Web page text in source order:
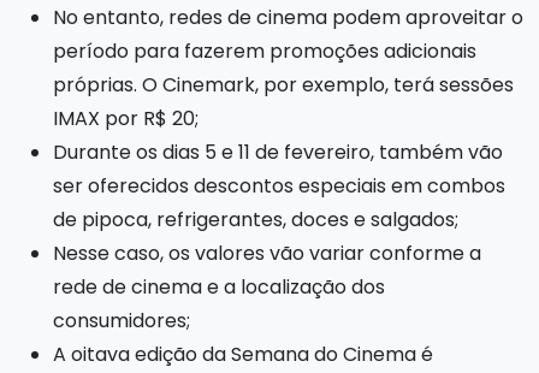
No entanto, redes de cinema podem aproveitar o
período para fazerem promoções adicionais
próprias. O Cinemark, por exemplo, terá sessões
IMAX por R$ 20;
Durante os dias 5 e 11 de fevereiro, também vão
ser oferecidos descontos especiais em combos
de pipoca, refrigerantes, doces e salgados;
Nesse caso, os valores vão variar conforme a
rede de cinema e a localização dos
consumidores;
A oitava edição da Semana do Cinema é